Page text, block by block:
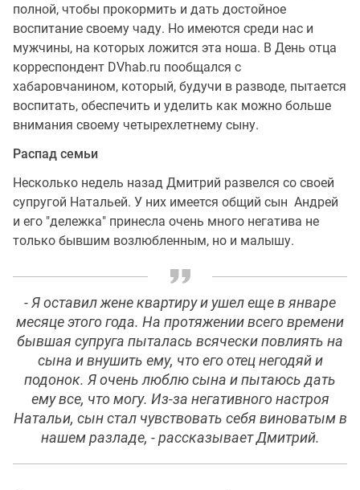
полной, чтобы прокормить и дать достойное
воспитание своему чаду. Но имеются среди нас и
мужчины, на которых ложится эта ноша. В День отца
корреспондент DVhab.ru пообщался с
хабаровчанином, который, будучи в разводе, пытается
воспитать, обеспечить и уделить как можно больше
внимания своему четырехлетнему сыну.
Распад семьи
Несколько недель назад Дмитрий развелся со своей
супругой Натальей. У них имеется общий сын Андрей
и его "дележка" принесла очень много негатива не
только бывшим возлюбленным, но и малышу.
- Я оставил жене квартиру и ушел еще в январе
месяце этого года. На протяжении всего времени
бывшая супруга пыталась всячески повлиять на
сына и внушить ему, что его отец негодяй и
подонок. Я очень люблю сына и пытаюсь дать
ему все, что могу. Из-за негативного настроя
Натальи, сын стал чувствовать себя виноватым в
нашем разладе, - рассказывает Дмитрий.